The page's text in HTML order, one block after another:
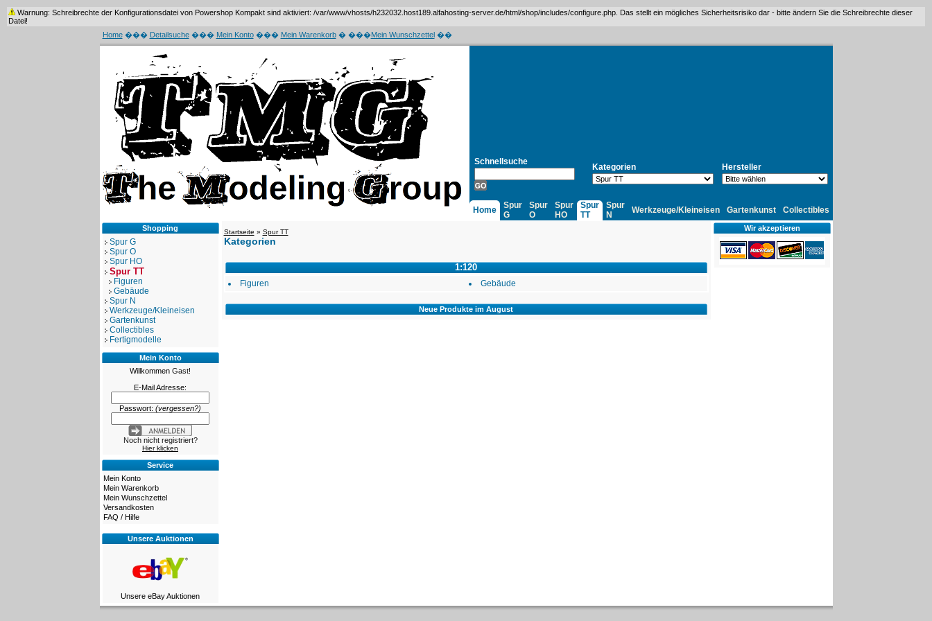
Warnung: Schreibrechte der Konfigurationsdatei von Powershop Kompakt sind aktiviert: /var/www/vhosts/h232032.host189.alfahosting-server.de/html/shop/includes/configure.php. Das stellt ein mögliches Sicherheitsrisiko dar - bitte ändern Sie die Schreibrechte dieser
Datei!
Home��� Detailsuche��� Mein Konto��� Mein Warenkorb� ���Mein Wunschzettel��
Schnellsuche
Kategorien Hersteller
Home
Spur
G
Spur
O
Spur
HO
Spur
TT
Spur
N
Werkzeuge/Kleineisen Gartenkunst Collectibles
Shopping
Spur G
Spur O
Spur HO
Spur TT
Figuren
Gebäude
Spur N
Werkzeuge/Kleineisen
Gartenkunst
Collectibles
Fertigmodelle
Mein Konto
Willkommen Gast!
E-Mail Adresse:
Passwort: (vergessen?)
Noch nicht registriert?
Hier klicken
Service
Mein Konto
Mein Warenkorb
Mein Wunschzettel
Versandkosten
FAQ / Hilfe
Unsere Auktionen
Unsere eBay Auktionen
Startseite » Spur TT
Kategorien
1:120
Figuren Gebäude
Neue Produkte im August
Wir akzeptieren